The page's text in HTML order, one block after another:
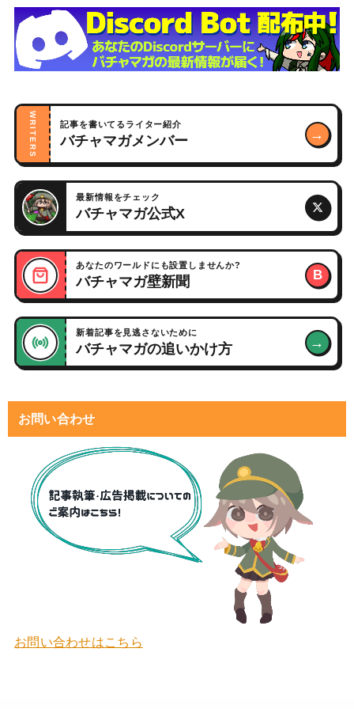
WRITERS 記事を書いてるライター紹介
バチャマガメンバー →
最新情報をチェック
バチャマガ公式X
あなたのワールドにも設置しませんか?
バチャマガ壁新聞 B
新着記事を見逃さないために
バチャマガの追いかけ方 →
お問い合わせ
お問い合わせはこちら